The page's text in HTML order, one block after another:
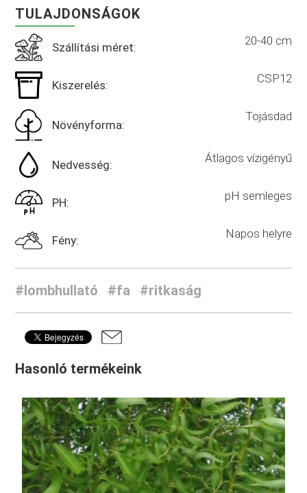
TULAJDONSÁGOK
Szállítási méret: 20-40 cm
Kiszerelés: CSP12
Növényforma:
Tojásdad
Nedvesség: Átlagos vízigényű
PH: pH semleges
Fény: Napos helyre
#lombhullató #fa #ritkaság
Hasonló termékeink